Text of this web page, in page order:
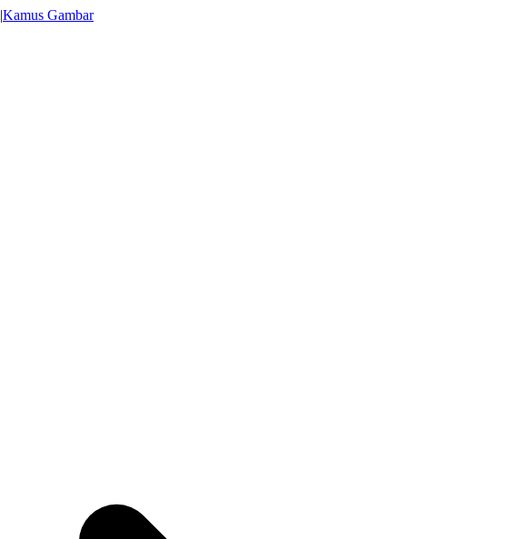
|Kamus Gambar